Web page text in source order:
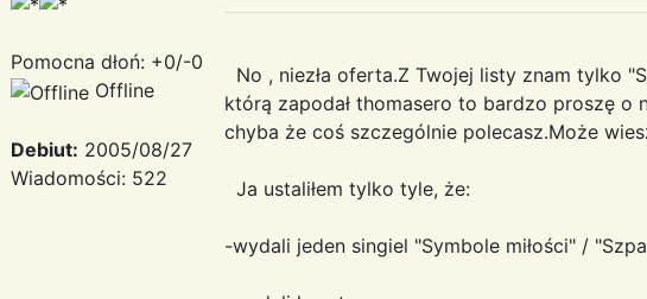
Pomocna dłoń: +0/-0
Offline
Debiut: 2005/08/27
Wiadomości: 522
No , niezła oferta.Z Twojej listy znam tylko
którą zapodał thomasero to bardzo proszę o
chyba że coś szczególnie polecasz.Może
Ja ustaliłem tylko tyle, że:
-wydali jeden singiel "Symbole miłości" /